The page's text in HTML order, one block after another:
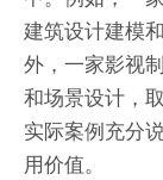
建筑设计建模
外，一家影视
和场景设计，
实际案例充分
用价值。